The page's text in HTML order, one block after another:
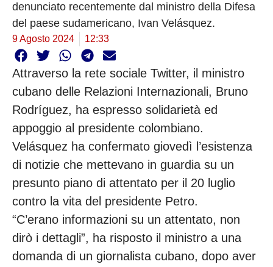
denunciato recentemente dal ministro della Difesa
del paese sudamericano, Ivan Velásquez.
9 Agosto 2024 12:33
Attraverso la rete sociale Twitter, il ministro
cubano delle Relazioni Internazionali, Bruno
Rodríguez, ha espresso solidarietà ed
appoggio al presidente colombiano.
Velásquez ha confermato giovedì l’esistenza
di notizie che mettevano in guardia su un
presunto piano di attentato per il 20 luglio
contro la vita del presidente Petro.
“C’erano informazioni su un attentato, non
dirò i dettagli”, ha risposto il ministro a una
domanda di un giornalista cubano, dopo aver